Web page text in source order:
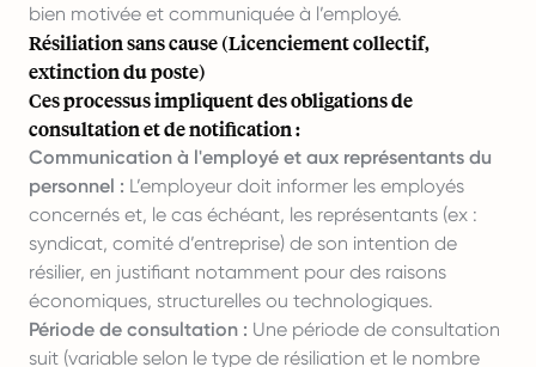
bien motivée et communiquée à l’employé.
Résiliation sans cause (Licenciement collectif,
extinction du poste)
Ces processus impliquent des obligations de
consultation et de notification :
Communication à l'employé et aux représentants du
personnel : L’employeur doit informer les employés
concernés et, le cas échéant, les représentants (ex :
syndicat, comité d’entreprise) de son intention de
résilier, en justifiant notamment pour des raisons
économiques, structurelles ou technologiques.
Période de consultation : Une période de consultation
suit (variable selon le type de résiliation et le nombre